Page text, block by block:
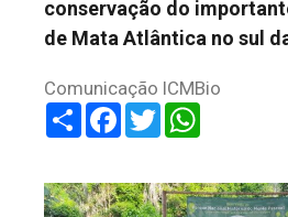
conservação do
de Mata Atlântica no sul
Comunicação ICMBio
ShareFacebook
Twitter